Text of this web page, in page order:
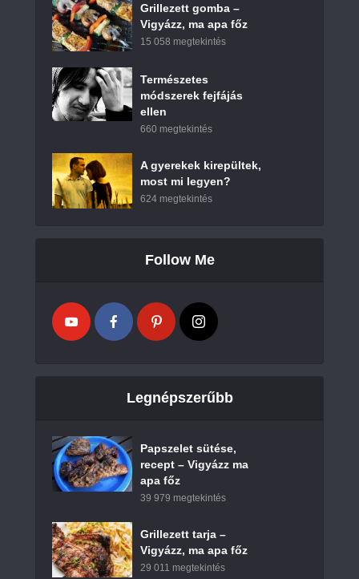
Grillezett gomba –
Vigyázz, ma apa főz
15 058 megtekintés
Természetes
módszerek fejfájás
ellen
660 megtekintés
A gyerekek kirepültek,
most mi legyen?
624 megtekintés
Follow Me
Legnépszerűbb
Papszelet sütése,
recept – Vigyázz ma
apa főz
39 979 megtekintés
Grillezett tarja –
Vigyázz, ma apa főz
29 011 megtekintés